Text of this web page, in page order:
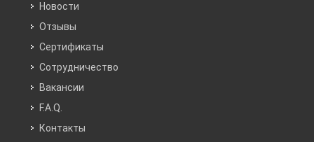
Новости
Отзывы
Сертификаты
Сотрудничество
Вакансии
F.A.Q.
Контакты